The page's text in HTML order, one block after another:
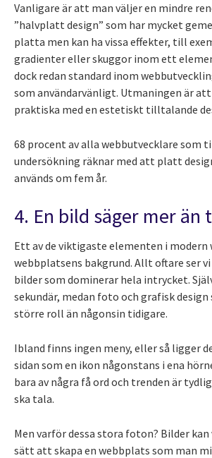
Vanligare är att man väljer en mindre
”halvplatt design” som har mycket
platta men kan ha vissa effekter, till
gradienter eller skuggor inom ett
dock redan standard inom
som användarvänligt. Utmaningen är
praktiska med en estetiskt tilltalande
68 procent av alla webbutvecklare som
undersökning räknar med att platt
används om fem år.
4. En bild säger mer än
Ett av de viktigaste elementen i modern
webbplatsens bakgrund. Allt oftare ser
bilder som dominerar hela intrycket.
sekundär, medan foto och grafisk
större roll än någonsin tidigare.
Ibland finns ingen meny, eller så ligger
sidan som en ikon någonstans i ena
bara av några få ord och trenden är
ska tala.
Men varför dessa stora foton? Bilder
sätt att skapa en webbplats som man